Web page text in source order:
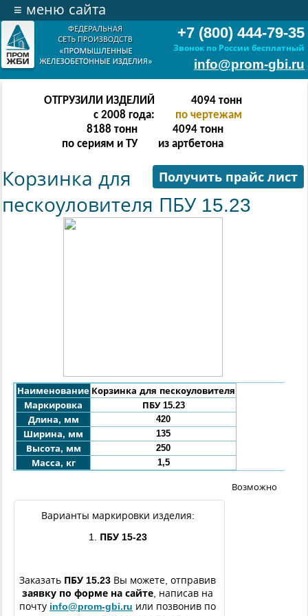
+7 (800) 444-79-35
Звонок по России бесплатный
info@prom-gbi.ru
≡ меню сайта
ОТГРУЗИЛИ ИЗДЕЛИЙ
с 2008 года:
16382тонн
по чертежам
32764 тонн
по сериям и ТУ
16382 тонн
из артбетона
Получить прайс лист
Корзинка для
пескоуловителя ПБУ 15.23
Наименование Корзинка для пескоуловителя
Маркировка
ПБУ 15.23
Длина, мм
420
Ширина, мм
135
Высота, мм
250
Масса, кг
1,5
Варианты маркировки изделия:
1.
ПБУ 15-23
Заказать ПБУ 15.23 Вы можете, отправив
заявку по форме на сайте , написав на
почту info@prom-gbi.ru или позвонив по
Возможно